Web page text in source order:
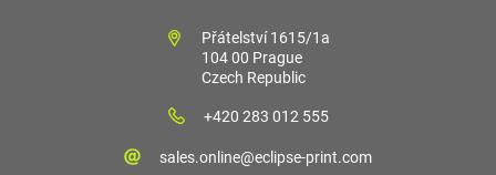
Přátelství 1615/1a
104 00 Prague
Czech Republic
+420 283 012 555
sales.online@eclipse-print.com